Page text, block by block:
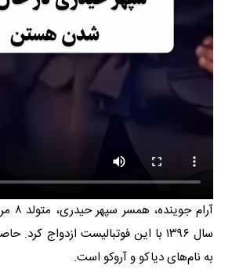
سال ۱۳۹۶ با این فوتبالیست ازدواج
به نام‌های دیاکو و آروکو است.